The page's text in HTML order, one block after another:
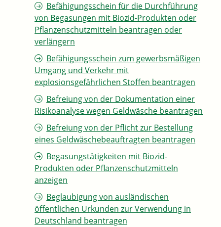
Befähigungsschein für die Durchführung
von Begasungen mit Biozid-Produkten oder
Pflanzenschutzmitteln beantragen oder
verlängern
Befähigungsschein zum gewerbsmäßigen
Umgang und Verkehr mit
explosionsgefährlichen Stoffen beantragen
Befreiung von der Dokumentation einer
Risikoanalyse wegen Geldwäsche beantragen
Befreiung von der Pflicht zur Bestellung
eines Geldwäschebeauftragten beantragen
Begasungstätigkeiten mit Biozid-
Produkten oder Pflanzenschutzmitteln
anzeigen
Beglaubigung von ausländischen
öffentlichen Urkunden zur Verwendung in
Deutschland beantragen